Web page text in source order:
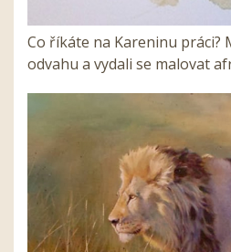
Co říkáte na Kareninu práci?
odvahu a vydali se malovat